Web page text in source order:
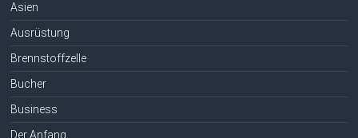
Asien
Ausrüstung
Brennstoffzelle
Bucher
Business
Der Anfang